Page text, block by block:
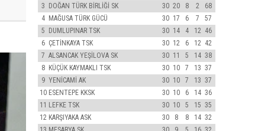
3 DOĞAN TÜRK BİRLİĞİ SK 30 20 8 2
68
4 MAĞUSA TÜRK GÜCÜ 30 17 6 7
57
5 DUMLUPINAR TSK 30 14 4 12 46
6 ÇETİNKAYA TSK 30 12 6 12 42
7 ALSANCAK YEŞİLOVA SK 30 11 5 14 38
8 KÜÇÜK KAYMAKLI TSK 30 10 7 13 37
9 YENİCAMİ AK 30 10 7 13 37
10 ESENTEPE KKSK 30 10 6 14 36
11 LEFKE TSK 30 10 5 15 35
12 KARŞIYAKA ASK 30 8 8 14 32